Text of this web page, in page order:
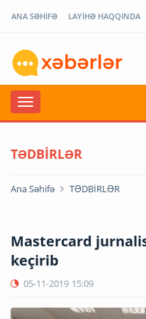
ANA SƏHİFƏ LAYİHƏ HAQQINDA
TƏDBİRLƏR
Ana Səhifə TƏDBİRLƏR
Mastercard
keçirib
05-11-2019 15:09